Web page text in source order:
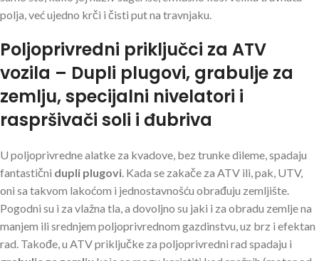
polja, već ujedno krči i čisti put na travnjaku.
Poljoprivredni priključci za ATV
vozila – Dupli plugovi, grabulje za
zemlju, specijalni nivelatori i
raspršivači soli i đubriva
U poljoprivredne alatke za kvadove, bez trunke dileme, spadaju
fantastični dupli plugovi. Kada se zakače za ATV ili, pak, UTV,
oni sa takvom lakoćom i jednostavnošću obrađuju zemljište.
Pogodni su i za vlažna tla, a dovoljno su jaki i za obradu zemlje na
manjem ili srednjem poljoprivrednom gazdinstvu, uz brz i efektan
rad. Takođe, u ATV priključke za poljoprivredni rad spadaju i